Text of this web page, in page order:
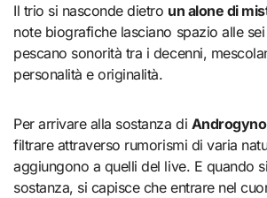
Il trio si nasconde dietro un alone di
note biografiche lasciano spazio alle
pescano sonorità tra i decenni,
personalità e originalità.
Per arrivare alla sostanza di
filtrare attraverso rumorismi di varia
aggiungono a quelli del live. E quando
sostanza, si capisce che entrare nel